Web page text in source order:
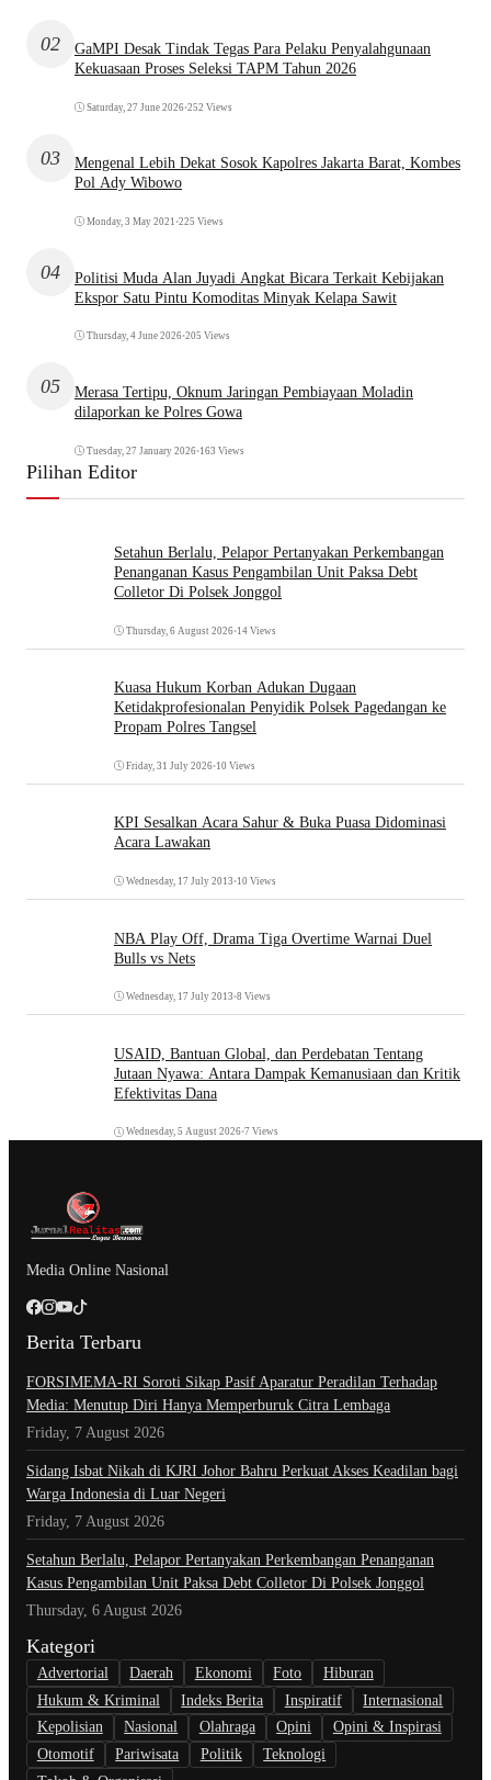
02
GaMPI Desak Tindak Tegas Para Pelaku Penyalahgunaan
Kekuasaan Proses Seleksi TAPM Tahun 2026
Saturday, 27 June 2026•252 Views
03
Mengenal Lebih Dekat Sosok Kapolres Jakarta Barat, Kombes
Pol Ady Wibowo
Monday, 3 May 2021 •225 Views
04
Politisi Muda Alan Juyadi Angkat Bicara Terkait Kebijakan
Ekspor Satu Pintu Komoditas Minyak Kelapa Sawit
Thursday, 4 June 2026•205 Views
05
Merasa Tertipu, Oknum Jaringan Pembiayaan Moladin
dilaporkan ke Polres Gowa
Tuesday, 27 January 2026•163 Views
Pilihan Editor
Setahun Berlalu, Pelapor Pertanyakan Perkembangan
Penanganan Kasus Pengambilan Unit Paksa Debt
Colletor Di Polsek Jonggol
Thursday, 6 August 2026•14 Views
Kuasa Hukum Korban Adukan Dugaan
Ketidakprofesionalan Penyidik Polsek Pagedangan ke
Propam Polres Tangsel
Friday, 31 July 2026•10 Views
KPI Sesalkan Acara Sahur & Buka Puasa Didominasi
Acara Lawakan
Wednesday, 17 July 2013 •10 Views
NBA Play Off, Drama Tiga Overtime Warnai Duel
Bulls vs Nets
Wednesday, 17 July 2013 •8 Views
USAID, Bantuan Global, dan Perdebatan Tentang
Jutaan Nyawa: Antara Dampak Kemanusiaan dan Kritik
Efektivitas Dana
Wednesday, 5 August 2026•7 Views
Media Online Nasional
Berita Terbaru
​FORSIMEMA-RI Soroti Sikap Pasif Aparatur Peradilan Terhadap
Media: Menutup Diri Hanya Memperburuk Citra Lembaga
Friday, 7 August 2026
Sidang Isbat Nikah di KJRI Johor Bahru Perkuat Akses Keadilan bagi
Warga Indonesia di Luar Negeri
Friday, 7 August 2026
Setahun Berlalu, Pelapor Pertanyakan Perkembangan Penanganan
Kasus Pengambilan Unit Paksa Debt Colletor Di Polsek Jonggol
Thursday, 6 August 2026
Kategori
Advertorial Daerah Ekonomi Foto
Hiburan
Hukum & Kriminal
Indeks Berita Inspiratif
Internasional
Kepolisian
Nasional Olahraga Opini
Opini & Inspirasi
Otomotif
Pariwisata Politik
Teknologi